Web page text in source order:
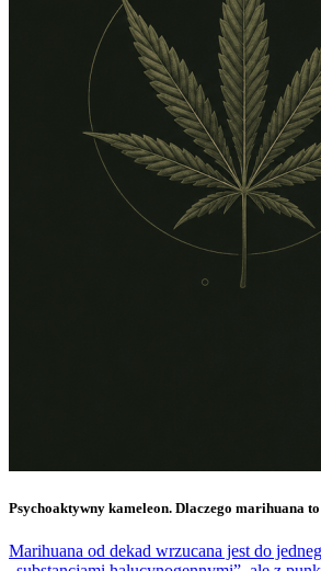
Psychoaktywny kameleon. Dlaczego marihuana
Marihuana od dekad wrzucana jest do